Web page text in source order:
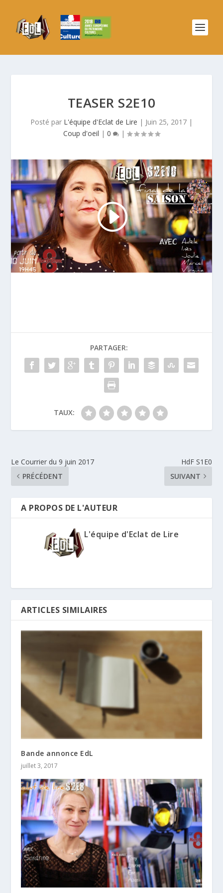
TEASER S2E10
Posté par L'équipe d'Eclat de Lire | Juin 25, 2017 |
Coup d'oeil | 0 |
PARTAGER:
TAUX:
Le Courrier du 9 juin 2017
PRÉCÉDENT
HdF S1E0
SUIVANT
A PROPOS DE L'AUTEUR
L'équipe d'Eclat de Lire
ARTICLES SIMILAIRES
Bande annonce EdL
juillet 3, 2017